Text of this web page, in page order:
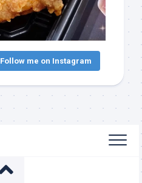
Follow me on Instagram